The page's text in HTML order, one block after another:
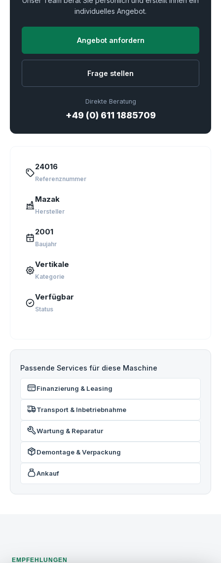
individuelles Angebot.
Angebot anfordern
Frage stellen
Direkte Beratung
+49 (0) 611 1885709
24016
Referenznummer
Mazak
Hersteller
2001
Baujahr
Vertikale
Kategorie
Verfügbar
Status
Passende Services für diese Maschine
Finanzierung & Leasing
Transport & Inbetriebnahme
Wartung & Reparatur
Demontage & Verpackung
Ankauf
EMPFEHLUNGEN